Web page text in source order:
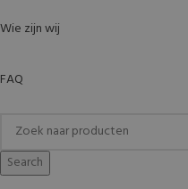
Wie zijn wij
FAQ
Search